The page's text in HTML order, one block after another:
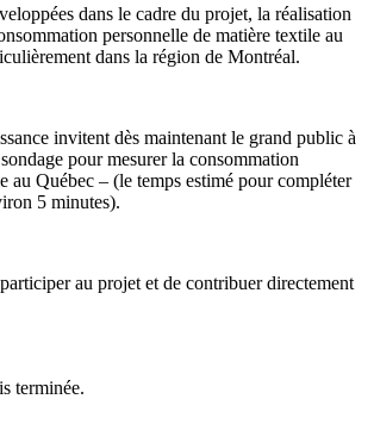
dans le cadre du projet, la réalisation
personnelle de matière textile au
dans la région de Montréal.
invitent dès maintenant le grand public à
pour mesurer la consommation
au Québec – (le temps estimé pour compléter
5 minutes).
au projet et de contribuer directement
terminée.